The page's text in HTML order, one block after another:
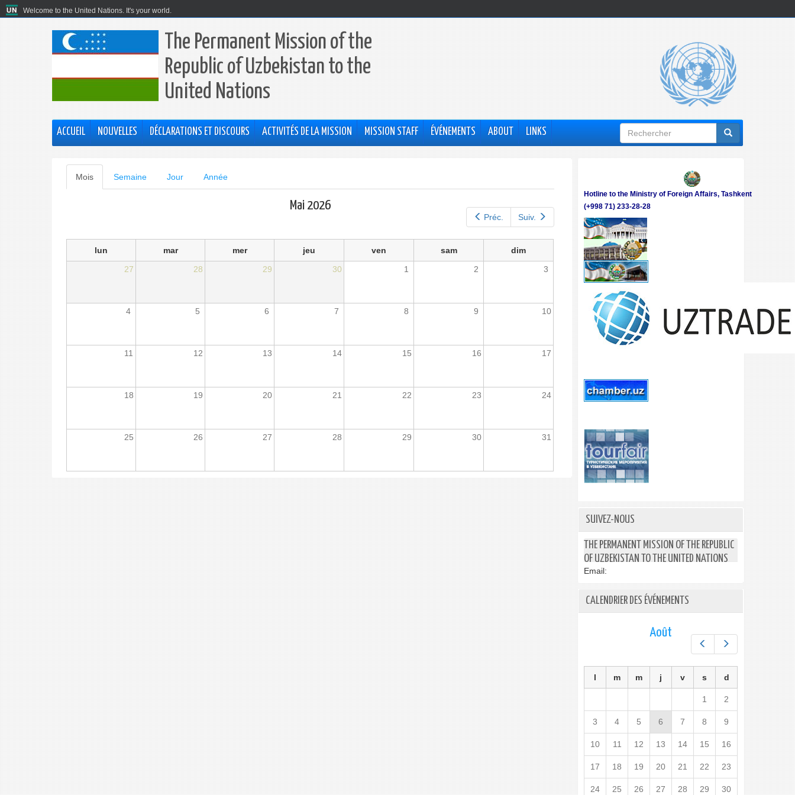
Welcome to the United Nations. It's your world.
The Permanent Mission of the
Republic of Uzbekistan to the
United Nations
ACCUEIL NOUVELLES DÉCLARATIONS ET DISCOURS ACTIVITÉS DE LA MISSION MISSION STAFF ÉVÉNEMENTS ABOUT LINKS
Formulaire
de
Onglets
principaux
Mois (onglet
actif)
Semaine Jour Année
Préc. Suiv.
Mai 2026
lun mar mer jeu ven sam
dim
27
28 29 30 1 2 3
4 5 6 7 8 9 10
11 12 13 14 15 16 17
18 19 20 21 22 23 24
25 26 27 28 29 30 31
Hotline to the Ministry of Foreign Affairs, Tashkent
(+998 71) 233-28-28
SUIVEZ-NOUS
THE PERMANENT MISSION OF THE REPUBLIC
OF UZBEKISTAN TO THE UNITED NATIONS
Email:
CALENDRIER DES ÉVÉNEMENTS
Préc. Suiv.
Août
l m m j v s d
1 2
3 4 5 6 7 8 9
10 11 12 13 14 15 16
17 18 19 20 21 22 23
24 25 26 27 28 29 30